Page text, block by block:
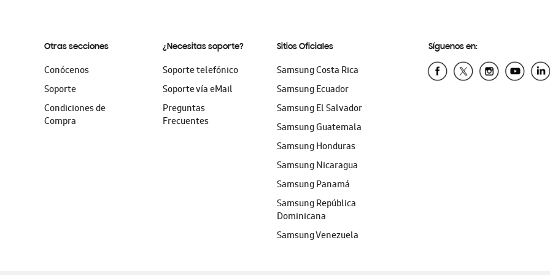
Otras secciones
Conócenos
Soporte
Condiciones de
Compra
¿Necesitas soporte?
Soporte telefónico
Soporte vía eMail
Preguntas
Frecuentes
Sitios Oficiales
Samsung Costa Rica
Samsung Ecuador
Samsung El Salvador
Samsung Guatemala
Samsung Honduras
Samsung Nicaragua
Samsung Panamá
Samsung República
Dominicana
Samsung Venezuela
Síguenos en: